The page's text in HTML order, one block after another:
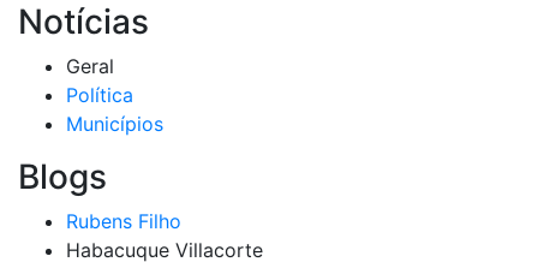
Notícias
Geral
Política
Municípios
Blogs
Rubens Filho
Habacuque Villacorte